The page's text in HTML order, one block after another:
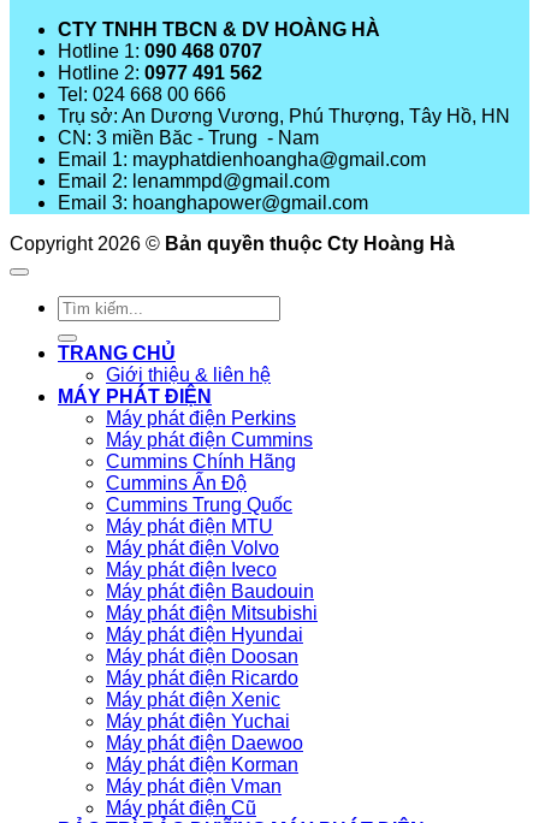
CTY TNHH TBCN & DV HOÀNG HÀ
Hotline 1: 090 468 0707
Hotline 2: 0977 491 562
Tel: 024 668 00 666
Trụ sở: An Dương Vương, Phú Thượng, Tây Hồ, HN
CN: 3 miền Băc - Trung - Nam
Email 1: mayphatdienhoangha@gmail.com
Email 2: lenammpd@gmail.com
Email 3: hoanghapower@gmail.com
Copyright 2026 © Bản quyền thuộc Cty Hoàng Hà
Tìm
kiếm:
TRANG CHỦ
Giới thiệu & liên hệ
MÁY PHÁT ĐIỆN
Máy phát điện Perkins
Máy phát điện Cummins
Cummins Chính Hãng
Cummins Ấn Độ
Cummins Trung Quốc
Máy phát điện MTU
Máy phát điện Volvo
Máy phát điện Iveco
Máy phát điện Baudouin
Máy phát điện Mitsubishi
Máy phát điện Hyundai
Máy phát điện Doosan
Máy phát điện Ricardo
Máy phát điện Xenic
Máy phát điện Yuchai
Máy phát điện Daewoo
Máy phát điện Korman
Máy phát điện Vman
Máy phát điện Cũ